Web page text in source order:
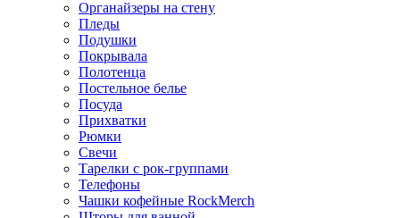
Органайзеры на стену
Пледы
Подушки
Покрывала
Полотенца
Постельное белье
Посуда
Прихватки
Рюмки
Свечи
Тарелки с рок-группами
Телефоны
Чашки кофейные RockMerch